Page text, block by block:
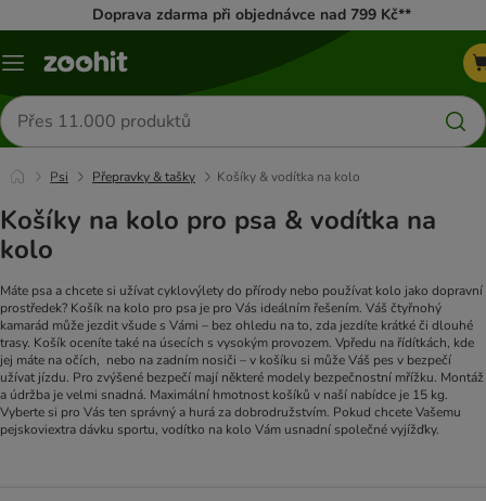
Doprava zdarma při objednávce nad 799 Kč**
Menu
Hledat
produkty
Psi Přepravky & tašky Košíky & vodítka na kolo
Košíky na kolo pro psa & vodítka na
kolo
Máte psa a chcete si užívat cyklovýlety do přírody nebo používat kolo jako dopravní
prostředek? Košík na kolo pro psa je pro Vás ideálním řešením. Váš čtyřnohý
kamarád může jezdit všude s Vámi – bez ohledu na to, zda jezdíte krátké či dlouhé
trasy. Košík oceníte také na úsecích s vysokým provozem. Vpředu na řídítkách, kde
jej máte na očích, nebo na zadním nosiči – v košíku si může Váš pes v bezpečí
užívat jízdu. Pro zvýšené bezpečí mají některé modely bezpečnostní mřížku. Montáž
a údržba je velmi snadná. Maximální hmotnost košíků v naší nabídce je 15 kg.
Vyberte si pro Vás ten správný a hurá za dobrodružstvím. Pokud chcete Vašemu
pejskoviextra dávku sportu, vodítko na kolo Vám usnadní společné vyjížďky.